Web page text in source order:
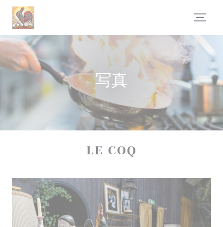
クッキー利用の管理について
写真
LE COQ